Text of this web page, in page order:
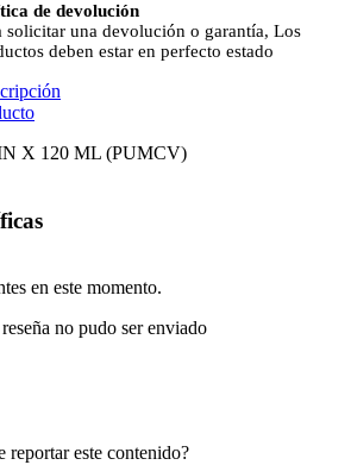
de devolución
solicitar una devolución o garantía, Los
deben estar en perfecto estado
X 120 ML (PUMCV)
en este momento.
no pudo ser enviado
reportar este contenido?